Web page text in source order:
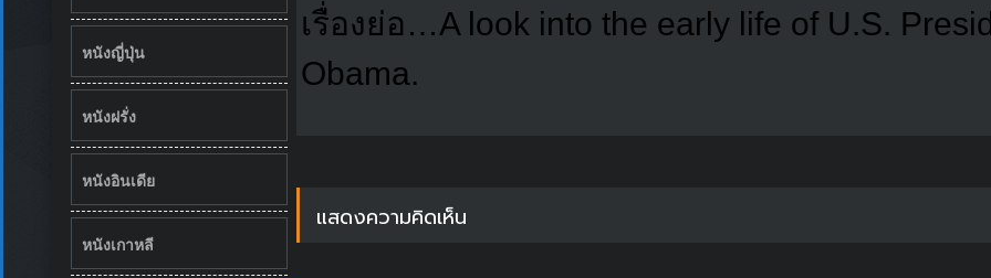
หนังญี่ปุ่น
หนังฝรั่ง
หนังอินเดีย
หนังเกาหลี
เรื่องย่อ…A look into the early life of U.S.
Obama.
แสดงความคิดเห็น